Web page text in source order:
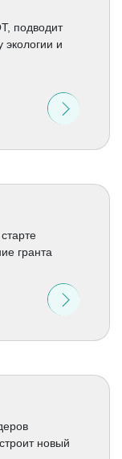
подводит
и
гранта
новый